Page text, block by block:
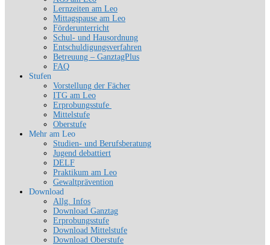
Lernzeiten am Leo
Mittagspause am Leo
Förderunterricht
Schul- und Hausordnung
Entschuldigungsverfahren
Betreuung – GanztagPlus
FAQ
Stufen
Vorstellung der Fächer
ITG am Leo
Erprobungsstufe
Mittelstufe
Oberstufe
Mehr am Leo
Studien- und Berufsberatung
Jugend debattiert
DELF
Praktikum am Leo
Gewaltprävention
Download
Allg. Infos
Download Ganztag
Erprobungsstufe
Download Mittelstufe
Download Oberstufe